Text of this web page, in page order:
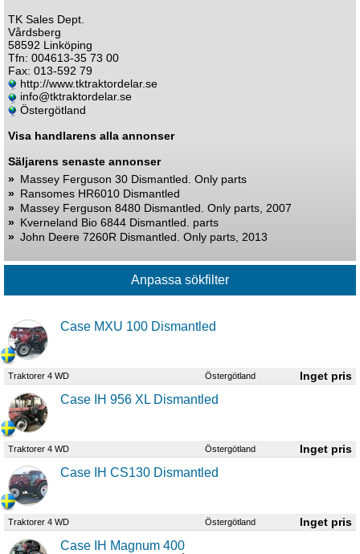
TK Sales Dept.
Vårdsberg
58592 Linköping
Tfn: 004613-35 73 00
Fax: 013-592 79
http://www.tktraktordelar.se
info@tktraktordelar.se
Östergötland
Visa handlarens alla annonser
Säljarens senaste annonser
» Massey Ferguson 30 Dismantled. Only parts
» Ransomes HR6010 Dismantled
» Massey Ferguson 8480 Dismantled. Only parts, 2007
» Kverneland Bio 6844 Dismantled. parts
» John Deere 7260R Dismantled. Only parts, 2013
Case MXU 100 Dismantled
Traktorer 4 WD Östergötland
Case IH 956 XL Dismantled
Traktorer 4 WD Östergötland
Case IH CS130 Dismantled
Traktorer 4 WD Östergötland
Case IH Magnum 400